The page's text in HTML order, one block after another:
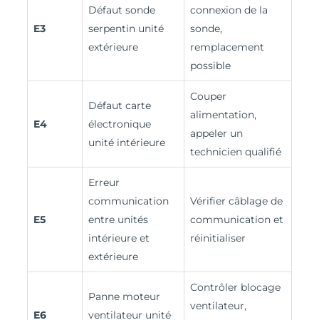
E3
Défaut sonde
serpentin unité
extérieure
connexion de la
sonde,
remplacement
possible
E4
Défaut carte
électronique
unité intérieure
Couper
alimentation,
appeler un
technicien qualifié
E5
Erreur
communication
entre unités
intérieure et
extérieure
Vérifier câblage de
communication et
réinitialiser
E6
Panne moteur
ventilateur unité
Contrôler blocage
ventilateur,